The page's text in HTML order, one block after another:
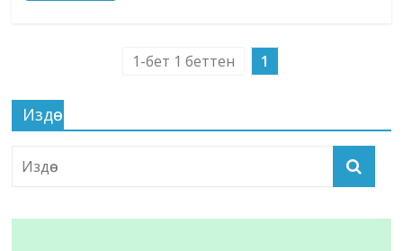
1-бет 1 беттен 1
Издөө